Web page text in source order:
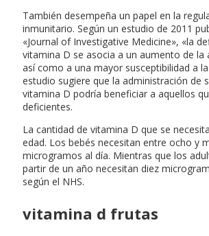
También desempeña un papel en la
inmunitario. Según un estudio de 2011
«Journal of Investigative Medicine», «la
vitamina D se asocia a un aumento de la
así como a una mayor susceptibilidad a
estudio sugiere que la administración de
vitamina D podría beneficiar a aquellos
deficientes.
La cantidad de vitamina D que se
edad. Los bebés necesitan entre ocho y
microgramos al día. Mientras que los
partir de un año necesitan diez
según el NHS.
vitamina d frutas